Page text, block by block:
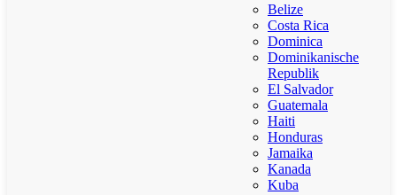
Belize
Costa Rica
Dominica
Dominikanische
Republik
El Salvador
Guatemala
Haiti
Honduras
Jamaika
Kanada
Kuba